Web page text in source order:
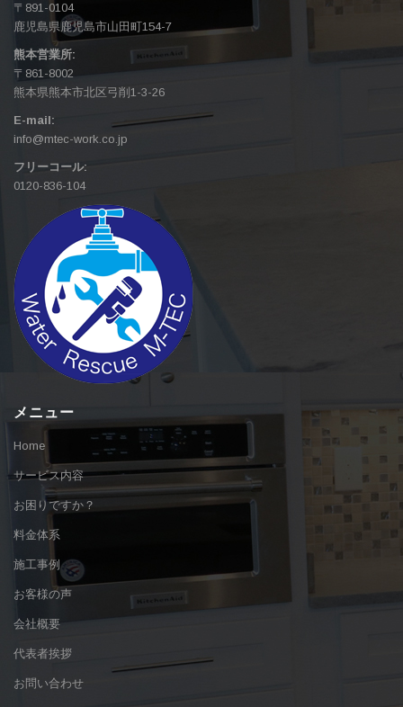
〒891-0104
鹿児島県鹿児島市山田町154-7
熊本営業所:
〒861-8002
熊本県熊本市北区弓削1-3-26
E-mail:
info@mtec-work.co.jp
フリーコール:
0120-836-104
メニュー
Home
サービス内容
お困りですか？
料金体系
施工事例
お客様の声
会社概要
代表者挨拶
お問い合わせ